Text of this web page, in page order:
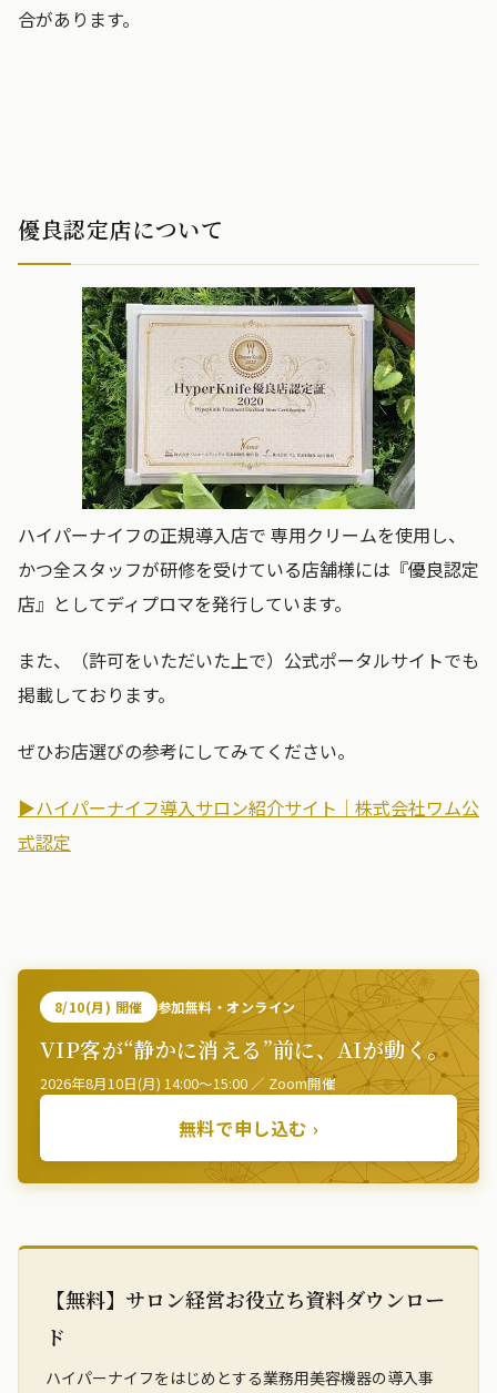
合があります。
優良認定店について
ハイパーナイフの正規導入店で 専用クリームを使用し、
かつ全スタッフが研修を受けている店舗様には『優良認定
店』としてディプロマを発行しています。
また、（許可をいただいた上で）公式ポータルサイトでも
掲載しております。
ぜひお店選びの参考にしてみてください。
▶︎ハイパーナイフ導入サロン紹介サイト｜株式会社ワム公
式認定
8/10(月) 開催 参加無料・オンライン
VIP客が“静かに消える”前に、AIが動く。
2026年8月10日(月) 14:00〜15:00 ／ Zoom開催
無料で申し込む ›
【無料】サロン経営お役立ち資料ダウンロー
ド
ハイパーナイフをはじめとする業務用美容機器の導入事